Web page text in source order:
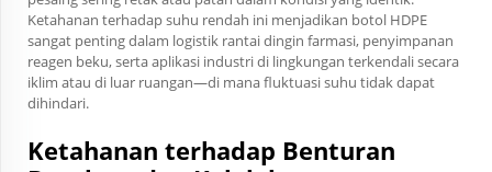
Ketahanan terhadap suhu rendah ini menjadikan botol HDPE
sangat penting dalam logistik rantai dingin farmasi, penyimpanan
reagen beku, serta aplikasi industri di lingkungan terkendali secara
iklim atau di luar ruangan—di mana fluktuasi suhu tidak dapat
dihindari.
Ketahanan terhadap Benturan